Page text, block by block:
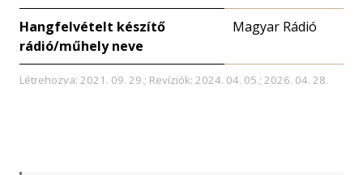
Hangfelvételt készítő
rádió/műhely neve
Magyar Rádió
Létrehozva: 2021. 09. 29.; Revíziók: 2024. 04. 05.; 2026. 04. 28.